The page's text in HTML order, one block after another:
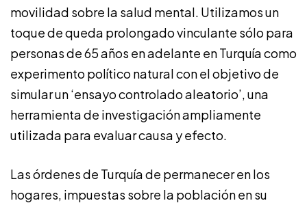
movilidad sobre la salud mental. Utilizamos un
toque de queda prolongado vinculante sólo para
personas de 65 años en adelante en Turquía como
experimento político natural con el objetivo de
simular un ‘ensayo controlado aleatorio’, una
herramienta de investigación ampliamente
utilizada para evaluar causa y efecto.
Las órdenes de Turquía de permanecer en los
hogares, impuestas sobre la población en su